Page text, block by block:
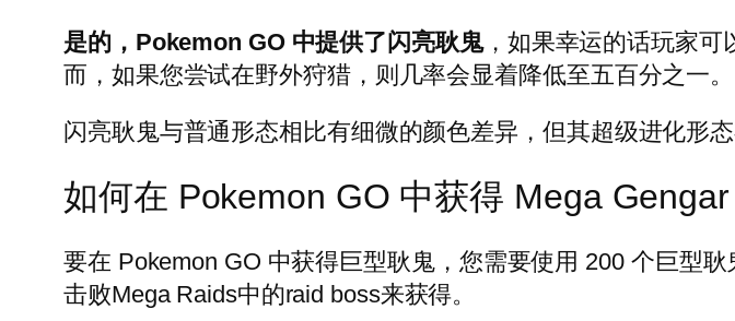
是的，Pokemon GO 中提供了闪亮耿鬼，如果幸运的话玩家可
而，如果您尝试在野外狩猎，则几率会显着降低至五百分之一。
闪亮耿鬼与普通形态相比有细微的颜色差异，但其超级进化形
如何在 Pokemon GO 中获得 Mega
要在 Pokemon GO 中获得巨型耿鬼，您需要使用 200 个巨型
击败Mega Raids中的raid boss来获得。